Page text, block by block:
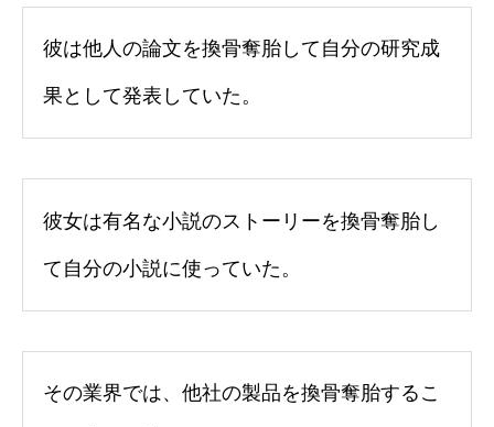
彼は他人の論文を換骨奪胎して自分の研究成
果として発表していた。
彼女は有名な小説のストーリーを換骨奪胎し
て自分の小説に使っていた。
その業界では、他社の製品を換骨奪胎するこ